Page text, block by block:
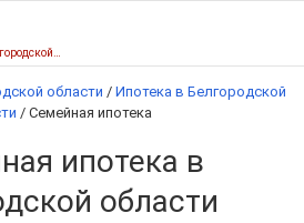
области / Ипотека в Белгородской
/ Семейная ипотека
ипотека в
области